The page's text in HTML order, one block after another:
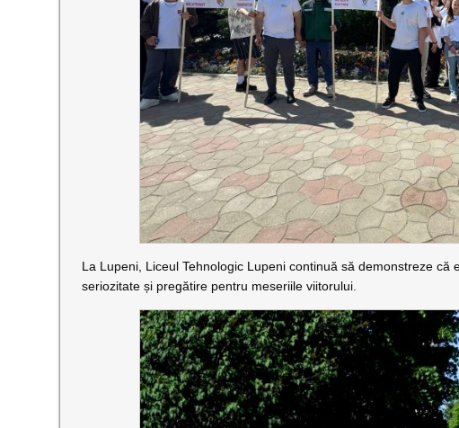
La Lupeni, Liceul Tehnologic Lupeni continuă să demonstreze
seriozitate și pregătire pentru meseriile viitorului.